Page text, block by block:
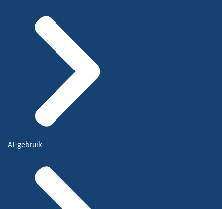
AI-gebruik